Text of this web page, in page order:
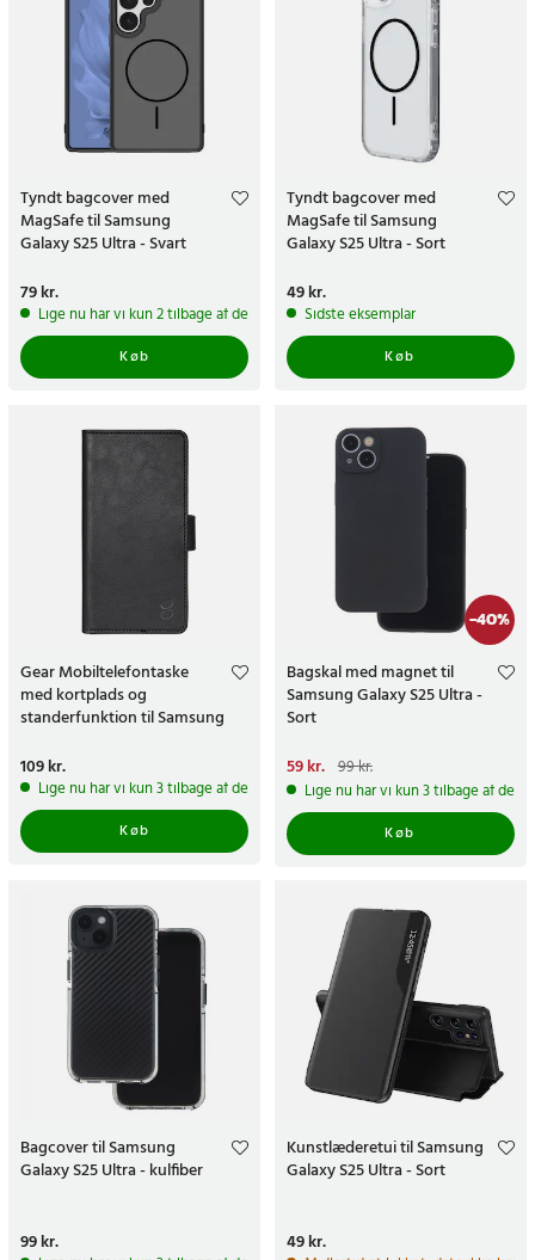
Tyndt bagcover med
MagSafe til Samsung
Galaxy S25 Ultra - Svart
Pris:79 kr.
79 kr.
Lige nu har vi kun 2 tilbage af dette produkt
Køb
Tyndt bagcover med
MagSafe til Samsung
Galaxy S25 Ultra - Sort
Pris:49 kr.
49 kr.
Sidste eksemplar
Køb
Gear Mobiltelefontaske
med kortplads og
standerfunktion til Samsung
Pris:109 kr.
109 kr.
Lige nu har vi kun 3 tilbage af dette produkt
Køb
-40%
Bagskal med magnet til
Samsung Galaxy S25 Ultra -
Sort
Nuværende pris
pris:99 kr.
59 kr. 99 kr.
Lige nu har vi kun 3 tilbage af
Køb
Bagcover til Samsung
Galaxy S25 Ultra - kulfiber
Pris:99 kr.
99 kr.
Kunstlæderetui til Samsung
Galaxy S25 Ultra - Sort
Pris:49 kr.
49 kr.